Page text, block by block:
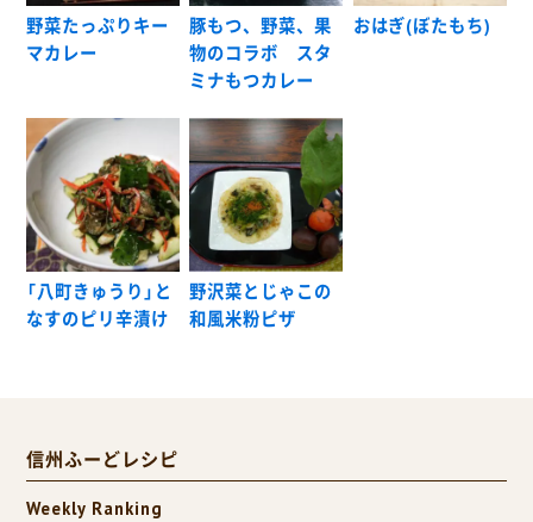
野菜たっぷりキー
マカレー
豚もつ、野菜、果
物のコラボ スタ
ミナもつカレー
おはぎ(ぼたもち)
「八町きゅうり」と
なすのピリ辛漬け
野沢菜とじゃこの
和風米粉ピザ
信州ふーどレシピ
Weekly Ranking